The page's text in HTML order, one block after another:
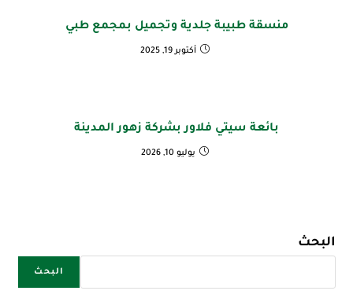
منسقة طبيبة جلدية وتجميل بمجمع طبي
أكتوبر 19, 2025
بائعة سيتي فلاور بشركة زهور المدينة
يوليو 10, 2026
البحث
البحث